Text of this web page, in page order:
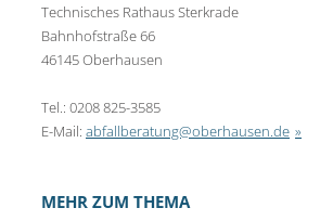
Technisches Rathaus Sterkrade
Bahnhofstraße 66
46145 Oberhausen
Tel.: 0208 825-3585
E-Mail: abfallberatung@oberhausen.de
MEHR ZUM THEMA